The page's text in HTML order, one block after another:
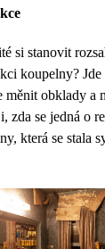
si stanovit
koupelny?
měnit obklady a
zda se jedná o
která se stala